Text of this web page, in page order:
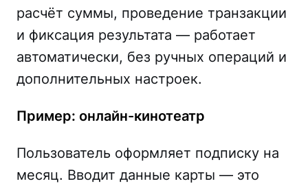
расчёт суммы, проведение транзакции
и фиксация результата — работает
автоматически, без ручных операций и
дополнительных настроек.
Пример: онлайн-кинотеатр
Пользователь оформляет подписку на
месяц. Вводит данные карты — это